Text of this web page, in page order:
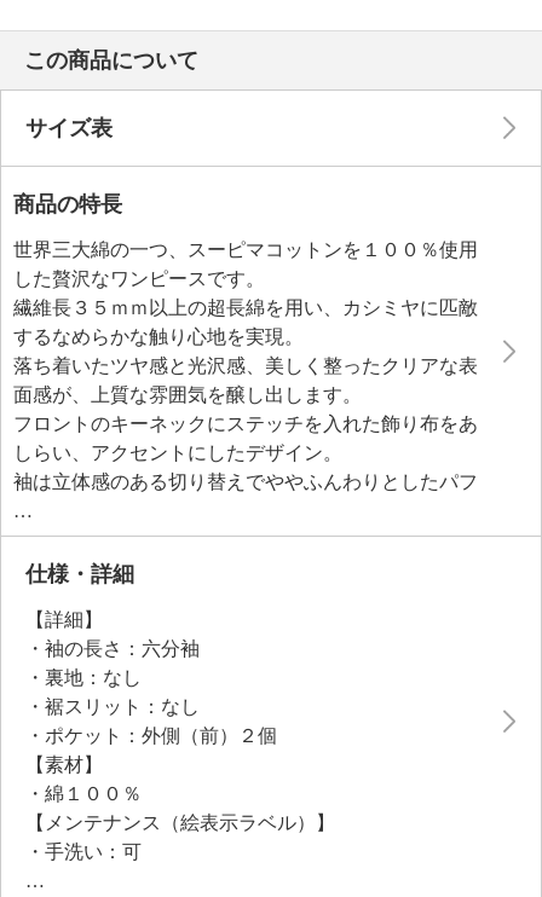
この商品について
サイズ表
商品の特長
世界三大綿の一つ、スーピマコットンを１００％使用
した贅沢なワンピースです。
繊維長３５ｍｍ以上の超長綿を用い、カシミヤに匹敵
するなめらかな触り心地を実現。
落ち着いたツヤ感と光沢感、美しく整ったクリアな表
面感が、上質な雰囲気を醸し出します。
フロントのキーネックにステッチを入れた飾り布をあ
しらい、アクセントにしたデザイン。
袖は立体感のある切り替えでややふんわりとしたパフ
スリーブに仕立て、二の腕や肩周りをさりげなくカバ
ーしつつ、華奢に見えるよう工夫。
袖口の切り替え部分には挟みパイピングを入れ、ラグ
シルエットは贅沢にたっぷりとボリュームを持たせた
Ａラインで、さりげなく体形をカバー。
仕様・詳細
【詳細】
・袖の長さ：六分袖
・裏地：なし
・裾スリット：なし
・ポケット：外側（前）２個
【素材】
・綿１００％
【メンテナンス（絵表示ラベル）】
・手洗い：可
・漂白処理：塩素系・酸素系漂白不可